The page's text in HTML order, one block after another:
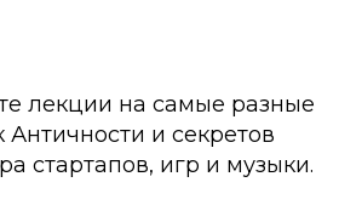
лекции на самые разные
Античности и секретов
стартапов, игр и музыки.